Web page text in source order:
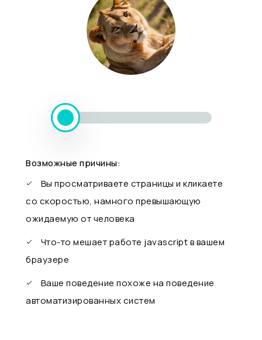
Возможные причины:
Вы просматриваете страницы и кликаете
со скоростью, намного превышающую
ожидаемую от человека
Что-то мешает работе javascript в вашем
браузере
Ваше поведение похоже на поведение
автоматизированных систем